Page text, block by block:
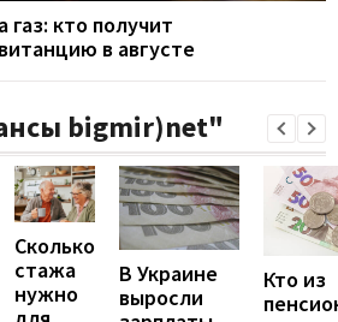
газ: кто получит
в августе
bigmir)net"
Сколько
стажа
нужно
В Украине
выросли
Кто из